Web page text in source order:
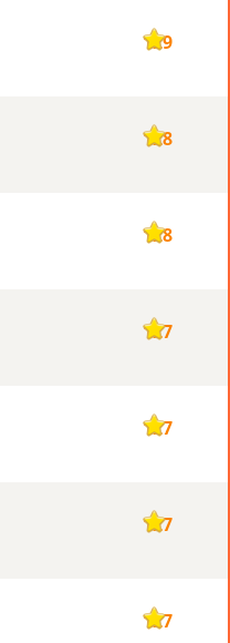
129
128
128
127
127
127
127